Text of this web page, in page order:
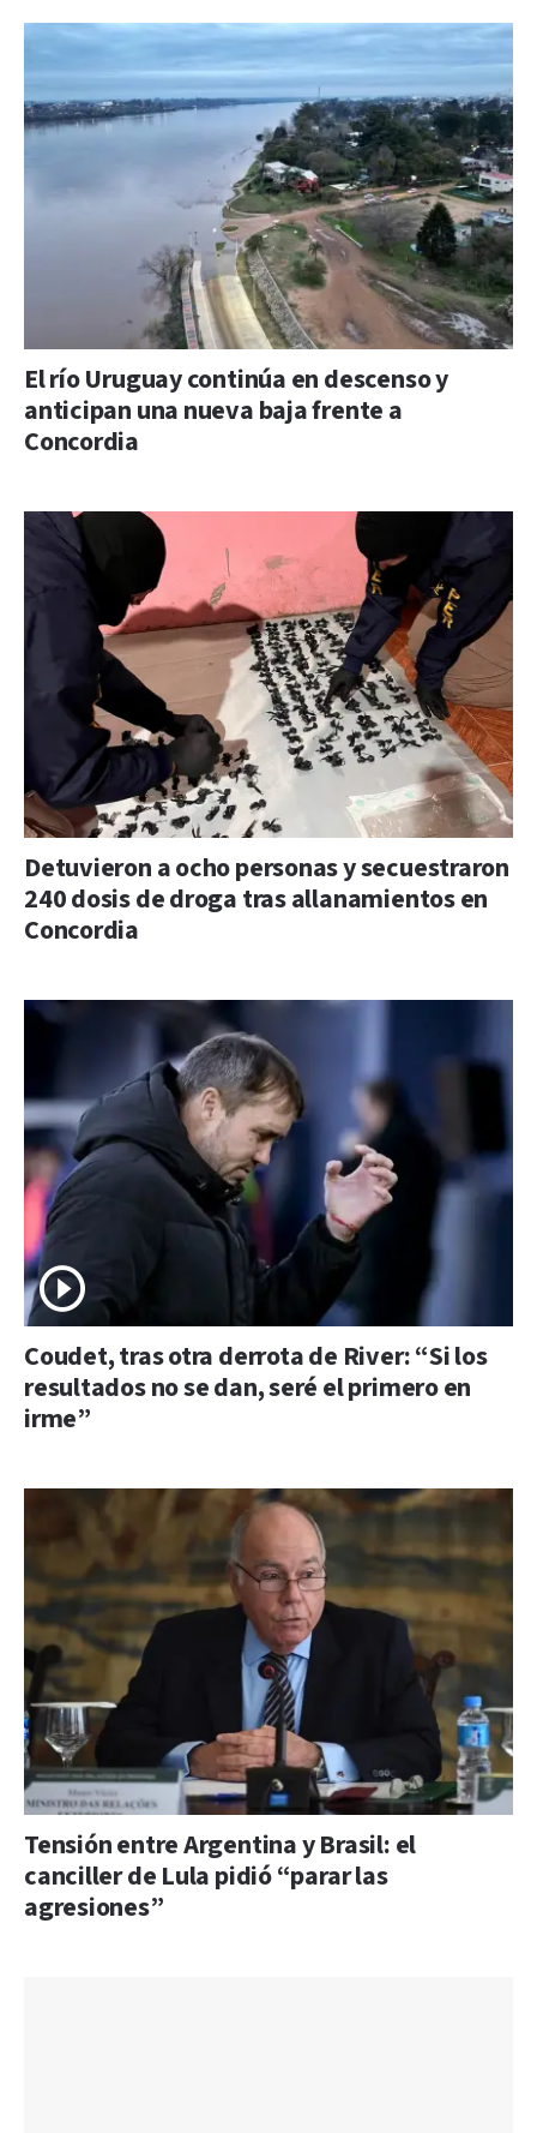
El río Uruguay continúa en descenso y
anticipan una nueva baja frente a
Concordia
Detuvieron a ocho personas y secuestraron
240 dosis de droga tras allanamientos en
Concordia
Coudet, tras otra derrota de River: “Si los
resultados no se dan, seré el primero en
irme”
Tensión entre Argentina y Brasil: el
canciller de Lula pidió “parar las
agresiones”